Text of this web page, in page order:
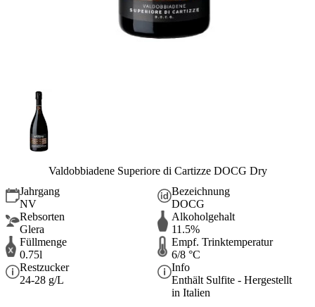
Valdobbiadene Superiore di Cartizze DOCG Dry
Jahrgang
NV
Bezeichnung
DOCG
Rebsorten
Glera
Alkoholgehalt
11.5%
Füllmenge
0.75l
Empf. Trinktemperatur
6/8 °C
Restzucker
24-28 g/L
Info
Enthält Sulfite - Hergestellt
in Italien